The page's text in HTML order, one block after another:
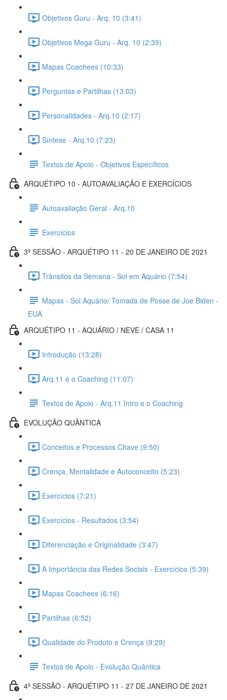
Objetivos Guru - Arq. 10 (3:41)
Objetivos Mega Guru - Arq. 10 (2:39)
Mapas Coachees (10:33)
Perguntas e Partilhas (13:03)
Personalidades - Arq.10 (2:17)
Síntese - Arq.10 (7:23)
Textos de Apoio - Objetivos Específicos
ARQUÉTIPO 10 - AUTOAVALIAÇÃO E EXERCÍCIOS
Autoavaliação Geral - Arq.10
Exercícios
3ª SESSÃO - ARQUÉTIPO 11 - 20 DE JANEIRO DE 2021
Trânsitos da Semana - Sol em Aquário (7:54)
Mapas - Sol Aquário/ Tomada de Posse de Joe Biden -
EUA
ARQUÉTIPO 11 - AQUÁRIO / NEVE / CASA 11
Introdução (13:28)
Arq.11 e o Coaching (11:07)
Textos de Apoio - Arq.11 Intro e o Coaching
EVOLUÇÃO QUÂNTICA
Conceitos e Processos Chave (9:50)
Crença, Mentalidade e Autoconceito (5:23)
Exercícios (7:21)
Exercícios - Resultados (3:54)
Diferenciação e Originalidade (3:47)
A Importância das Redes Sociais - Exercícios (5:39)
Mapas Coachees (6:16)
Partilhas (6:52)
Qualidade do Produto e Crença (9:29)
Textos de Apoio - Evolução Quântica
4ª SESSÃO - ARQUÉTIPO 11 - 27 DE JANEIRO DE 2021